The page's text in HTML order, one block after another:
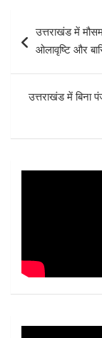
navigation
उत्तराखंड में
ओलावृष्टि और
उत्तराखंड में बिना